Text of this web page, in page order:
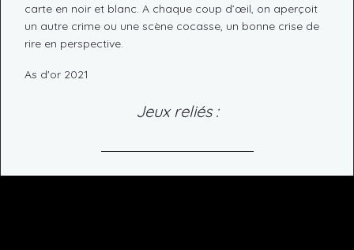
carte en noir et blanc. A chaque coup d’œil, on aperçoit
un autre crime ou une scène cocasse, un bonne crise de
rire en perspective.
As d'or 2021
Jeux reliés :